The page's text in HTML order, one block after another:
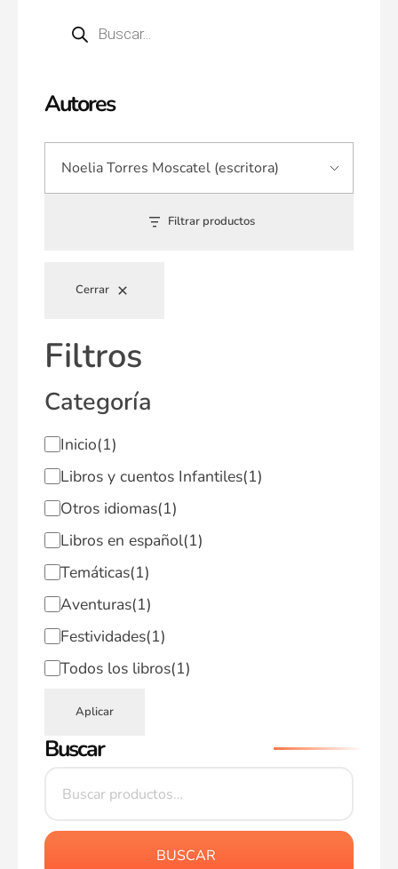
Autores
Filtrar productos
Cerrar
Filtros
Categoría
Inicio(1)
Libros y cuentos Infantiles(1)
Otros idiomas(1)
Libros en español(1)
Temáticas(1)
Aventuras(1)
Festividades(1)
Todos los libros(1)
Aplicar
Buscar
BUSCAR